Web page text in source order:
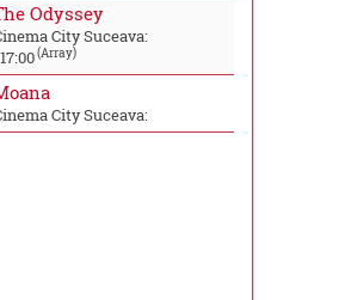
Odyssey
City Suceava:
17:00(Array)
City Suceava: